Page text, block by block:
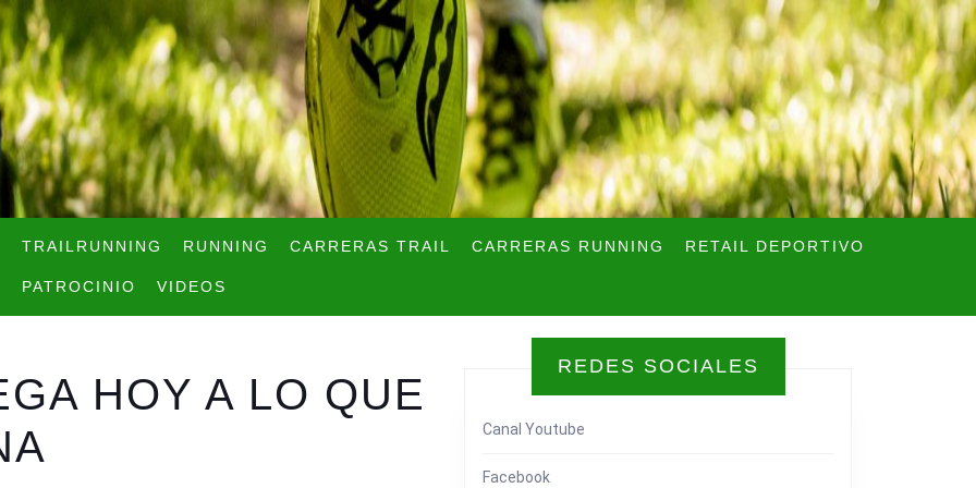
TRAILRUNNING RUNNING CARRERAS TRAIL CARRERAS RUNNING RETAIL DEPORTIVO
PATROCINIO VIDEOS
HOY A LO QUE
REDES SOCIALES
Canal Youtube
Facebook